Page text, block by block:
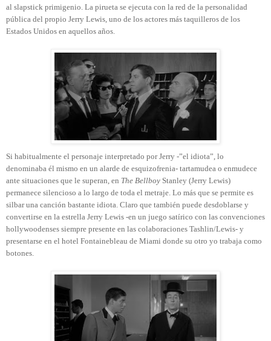
al slapstick primigenio. La pirueta se ejecuta con la red de la personalidad
pública del propio Jerry Lewis, uno de los actores más taquilleros de los
Estados Unidos en aquellos años.
Si habitualmente el personaje interpretado por Jerry -”el idiota”, lo
denominaba él mismo en un alarde de esquizofrenia- tartamudea o enmudece
ante situaciones que le superan, en The Bellboy Stanley (Jerry Lewis)
permanece silencioso a lo largo de toda el metraje. Lo más que se permite es
silbar una canción bastante idiota. Claro que también puede desdoblarse y
convertirse en la estrella Jerry Lewis -en un juego satírico con las convenciones
hollywoodenses siempre presente en las colaboraciones Tashlin/Lewis- y
presentarse en el hotel Fontainebleau de Miami donde su otro yo trabaja como
botones.